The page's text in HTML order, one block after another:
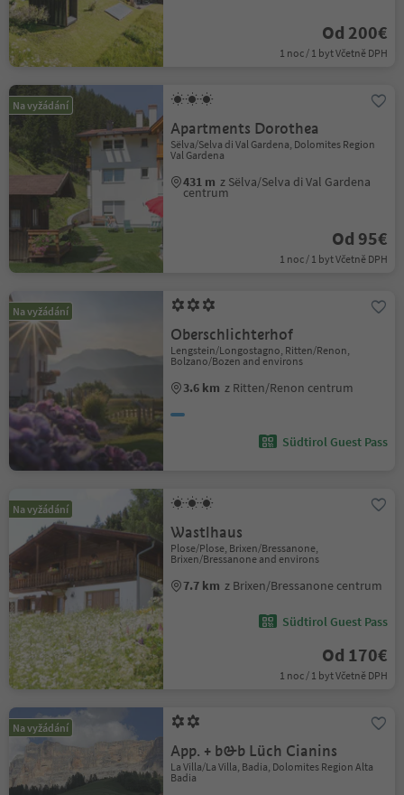
Od 200€
1 noc / 1 byt Včetně DPH
Na vyžádání
Apartments Dorothea
Sëlva/Selva di Val Gardena, Dolomites Region
Val Gardena
431 m z Sëlva/Selva di Val Gardena
centrum
Od 95€
1 noc / 1 byt Včetně DPH
Na vyžádání
Oberschlichterhof
Lengstein/Longostagno, Ritten/Renon,
Bolzano/Bozen and environs
3.6 km z Ritten/Renon centrum
Südtirol Guest Pass
Na vyžádání
Wastlhaus
Plose/Plose, Brixen/Bressanone,
Brixen/Bressanone and environs
7.7 km z Brixen/Bressanone centrum
Südtirol Guest Pass
Od 170€
1 noc / 1 byt Včetně DPH
Na vyžádání
App. + b&b Lüch Cianins
La Villa/La Villa, Badia, Dolomites Region Alta
Badia